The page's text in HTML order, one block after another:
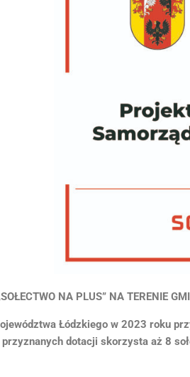
NA PLUS” NA TERENIE
Łódzkiego w 2023 roku
dotacji skorzysta aż 8